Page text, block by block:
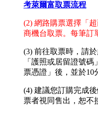
考萊爾富取票流程
(2) 網路購票選擇「
商機台取票。每筆訂
(3) 前往取票時，請
「護照或居留證號碼」
票憑證」後，並於10
(4) 建議您訂購完成
票者視同售出，恕不